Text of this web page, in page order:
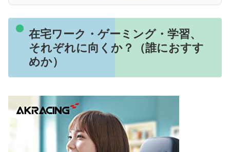
在宅ワーク・ゲーミング・学習、
それぞれに向くか？（誰におすす
めか）